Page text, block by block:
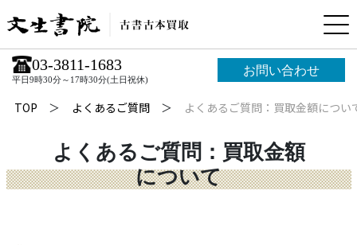
03-3811-1683
平日9時30分～17時30分(土日祝休)
お問い合わせ
TOP よくあるご質問 よくあるご質問：買取金額につい
よくあるご質問：買取金額
について